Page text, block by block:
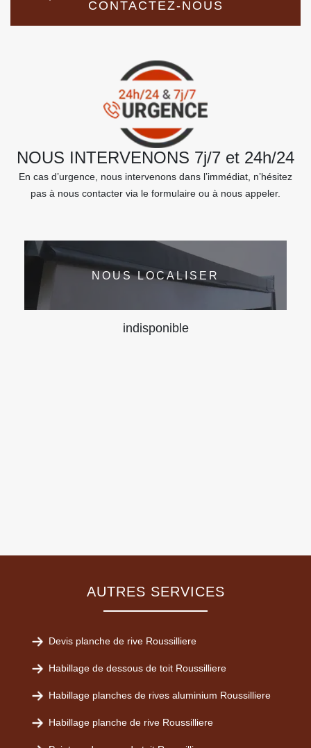
CONTACTEZ-NOUS
NOUS INTERVENONS 7j/7 et 24h/24
En cas d’urgence, nous intervenons dans l’immédiat, n’hésitez
pas à nous contacter via le formulaire ou à nous appeler.
NOUS LOCALISER
indisponible
AUTRES SERVICES
Devis planche de rive Roussilliere
Habillage de dessous de toit Roussilliere
Habillage planches de rives aluminium Roussilliere
Habillage planche de rive Roussilliere